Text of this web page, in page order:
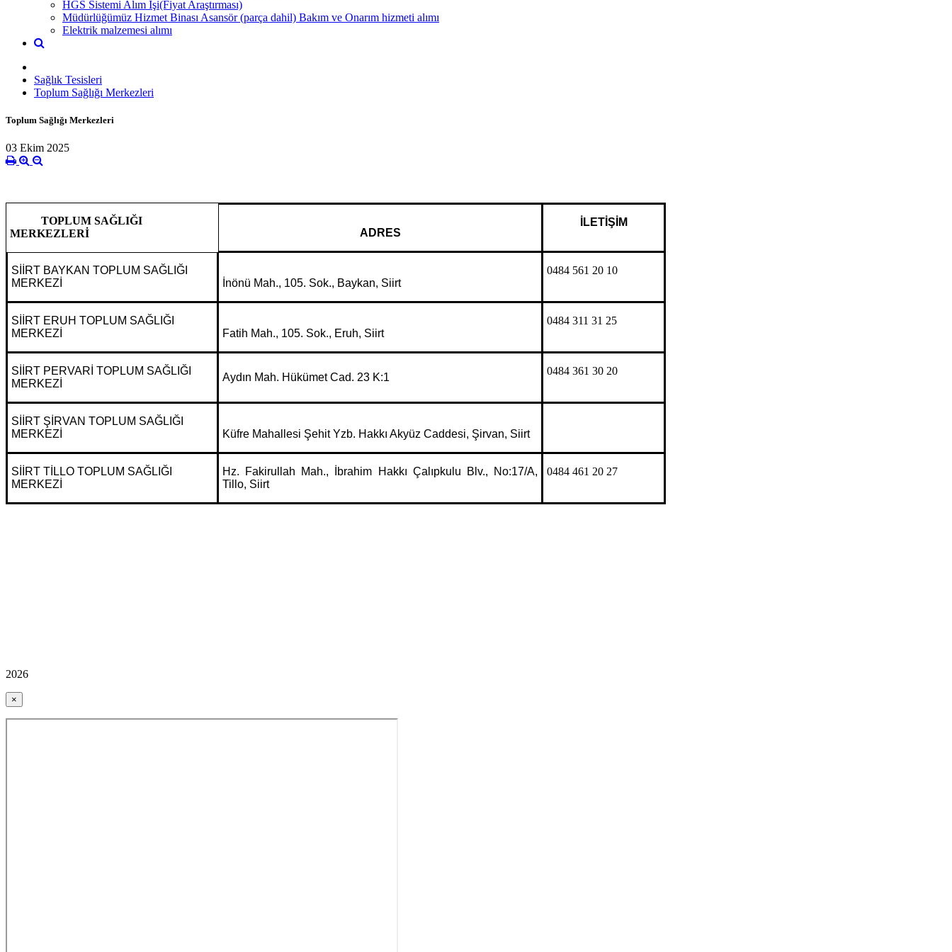
HGS Sistemi Alım İşi(Fiyat Araştırması)
Müdürlüğümüz Hizmet Binası Asansör (parça dahil) Bakım ve Onarım hizmeti alımı
Elektrik malzemesi alımı
Sağlık Tesisleri
Toplum Sağlığı Merkezleri
Toplum Sağlığı Merkezleri
03 Ekim 2025
TOPLUM SAĞLIĞI
MERKEZLERİ
ADRES
İLETİŞİM
SİİRT BAYKAN TOPLUM SAĞLIĞI
MERKEZİ
İnönü Mah., 105. Sok., Baykan, Siirt
0484 561 20 10
SİİRT ERUH TOPLUM SAĞLIĞI
MERKEZİ
Fatih Mah., 105. Sok., Eruh, Siirt
0484 311 31 25
SİİRT PERVARİ TOPLUM SAĞLIĞI
MERKEZİ
Aydın Mah. Hükümet Cad. 23 K:1
0484 361 30 20
SİİRT ŞİRVAN TOPLUM SAĞLIĞI
MERKEZİ
Küfre Mahallesi Şehit Yzb. Hakkı Akyüz Caddesi, Şirvan, Siirt
SİİRT TİLLO TOPLUM SAĞLIĞI
MERKEZİ
Hz. Fakirullah Mah., İbrahim Hakkı Çalıpkulu Blv., No:17/A,
Tillo, Siirt
0484 461 20 27
2026
×